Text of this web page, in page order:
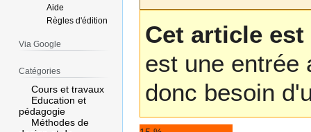
navigation
recherche
Cet article est
est une entrée
donc besoin
Aide
Règles d'édition
Via Google
Catégories
Cours et travaux
Education et
pédagogie
Méthodes de